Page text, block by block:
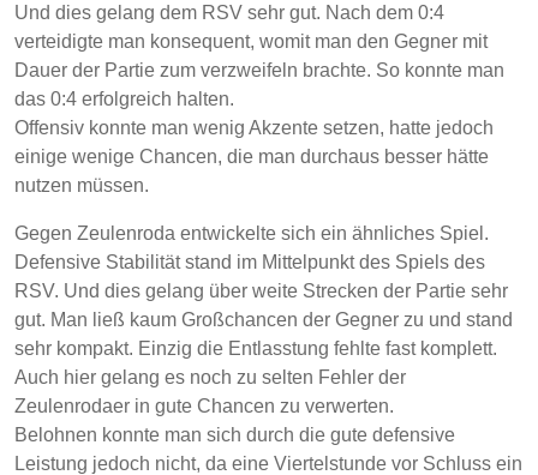
Und dies gelang dem RSV sehr gut. Nach dem 0:4
verteidigte man konsequent, womit man den Gegner mit
Dauer der Partie zum verzweifeln brachte. So konnte man
das 0:4 erfolgreich halten.
Offensiv konnte man wenig Akzente setzen, hatte jedoch
einige wenige Chancen, die man durchaus besser hätte
nutzen müssen.
Gegen Zeulenroda entwickelte sich ein ähnliches Spiel.
Defensive Stabilität stand im Mittelpunkt des Spiels des
RSV. Und dies gelang über weite Strecken der Partie sehr
gut. Man ließ kaum Großchancen der Gegner zu und stand
sehr kompakt. Einzig die Entlasstung fehlte fast komplett.
Auch hier gelang es noch zu selten Fehler der
Zeulenrodaer in gute Chancen zu verwerten.
Belohnen konnte man sich durch die gute defensive
Leistung jedoch nicht, da eine Viertelstunde vor Schluss ein